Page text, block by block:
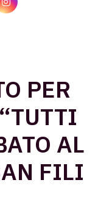
PER
AL
FILI